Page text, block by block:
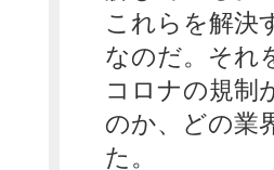
これらを解決
なのだ。それ
コロナの規制
のか、どの業
た。